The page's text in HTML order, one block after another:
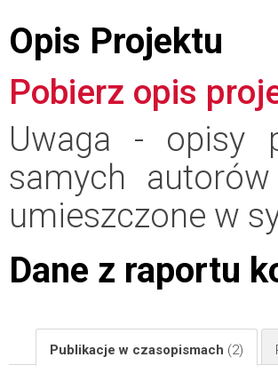
Opis Projektu
Pobierz opis
Uwaga - opisy
samych
umieszczone w
Dane z raportu
Publikacje w czasopismach (2)